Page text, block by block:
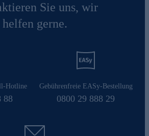
Sie uns, wir
helfen gerne.
Hotline
88
Gebührenfreie EASy-Bestellung
0800 29 888 29